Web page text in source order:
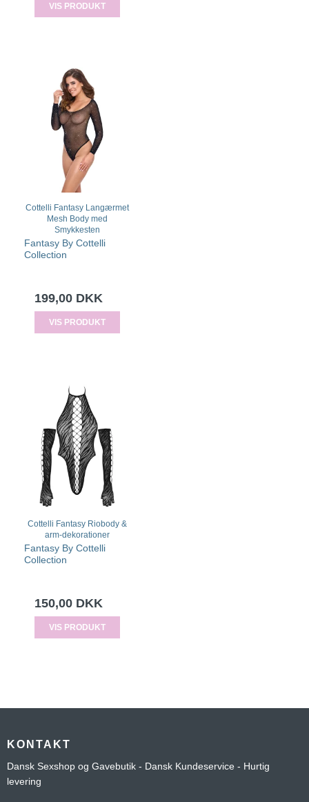
VIS PRODUKT
Cottelli Fantasy Langærmet
Mesh Body med
Smykkesten
Fantasy By Cottelli
Collection
199,00 DKK
VIS PRODUKT
Cottelli Fantasy Riobody &
arm-dekorationer
Fantasy By Cottelli
Collection
150,00 DKK
VIS PRODUKT
KONTAKT
Dansk Sexshop og Gavebutik - Dansk Kundeservice - Hurtig
levering